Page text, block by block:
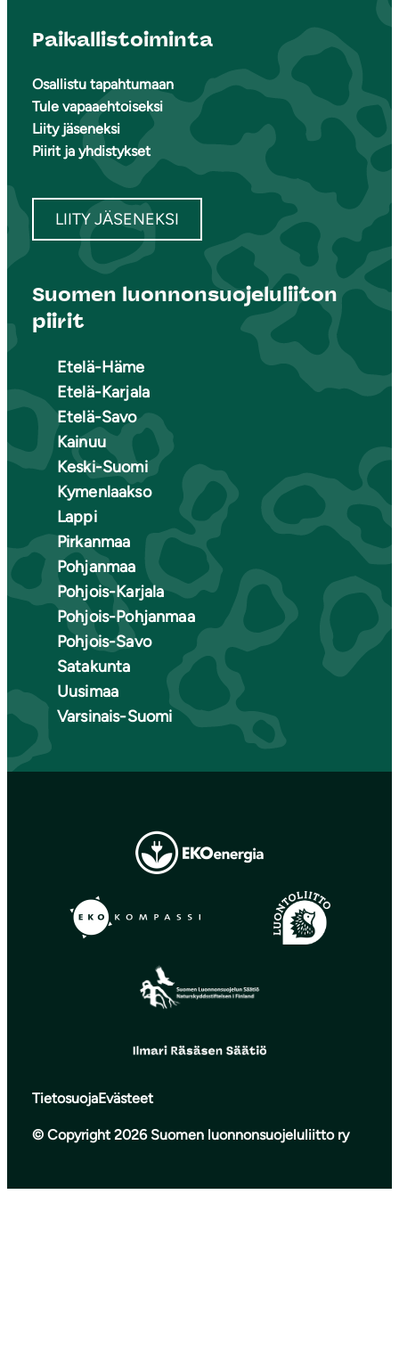
Paikallistoiminta
Osallistu tapahtumaan
Tule vapaaehtoiseksi
Liity jäseneksi
Piirit ja yhdistykset
LIITY JÄSENEKSI
Suomen luonnonsuojeluliiton
piirit
Etelä-Häme
Etelä-Karjala
Etelä-Savo
Kainuu
Keski-Suomi
Kymenlaakso
Lappi
Pirkanmaa
Pohjanmaa
Pohjois-Karjala
Pohjois-Pohjanmaa
Pohjois-Savo
Satakunta
Uusimaa
Varsinais-Suomi
TietosuojaEvästeet
© Copyright 2026 Suomen luonnonsuojeluliitto ry